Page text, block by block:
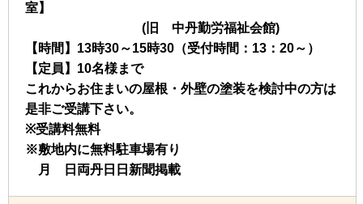
室】
(旧 中丹勤労福祉会館)
【時間】13時30～15時30（受付時間：13：20～）
【定員】10名様まで
これからお住まいの屋根・外壁の塗装を検討中の方は
是非ご受講下さい。
※受講料無料
※敷地内に無料駐車場有り
月 日両丹日日新聞掲載